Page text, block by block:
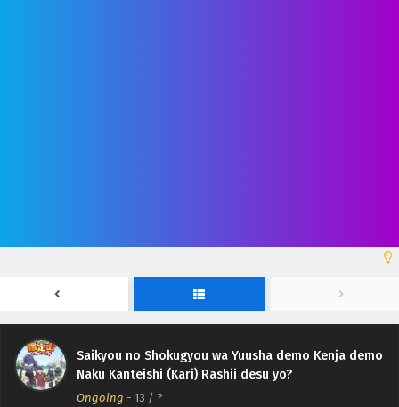
Saikyou no Shokugyou wa Yuusha demo Kenja demo
Naku Kanteishi (Kari) Rashii desu yo?
Ongoing - 13 / ?